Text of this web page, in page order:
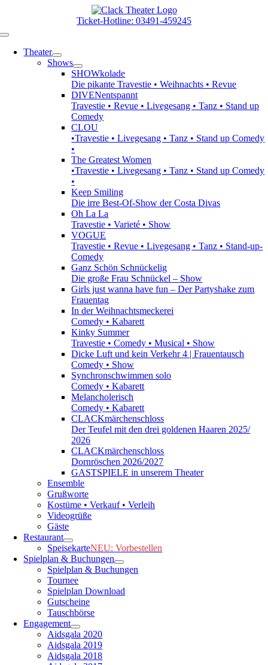
springen
Ticket-Hotline: 03491-459245
Toggle
NavigationTheater
Shows
SHOWkolade
Die pikante Travestie • Weihnachts • Revue
DIVENentspannt
Travestie • Revue • Livegesang • Tanz • Stand up
Comedy
CLOU
•Travestie • Livegesang • Tanz • Stand up Comedy
•
The Greatest Women
•Travestie • Livegesang • Tanz • Stand up Comedy
•
Keep Smiling
Die irre Best-Of-Show der Costa Divas
Oh La La
Travestie • Varieté • Show
VOGUE
Travestie • Revue • Livegesang • Tanz • Stand-up-
Comedy
Ganz Schön Schnückelig
Die große Frau Schnückel – Show
Girls just wanna have fun – Der Partyshake zum
Frauentag
In der Weihnachtsmeckerei
Comedy • Kabarett
Kinky Summer
Travestie • Comedy • Musical • Show
Dicke Luft und kein Verkehr 4 | Frauentausch
Comedy • Show
Synchronschwimmen solo
Comedy • Kabarett
Melancholerisch
Comedy • Kabarett
CLACKmärchenschloss
Der Teufel mit den drei goldenen Haaren 2025/
2026
CLACKmärchenschloss
Dornröschen 2026/2027
GASTSPIELE in unserem Theater
Ensemble
Grußworte
Kostüme • Verkauf • Verleih
Videogrüße
Gäste
Restaurant
SpeisekarteNEU: Vorbestellen
Spielplan & Buchungen
Spielplan & Buchungen
Tournee
Spielplan Download
Gutscheine
Tauschbörse
Engagement
Aidsgala 2020
Aidsgala 2019
Aidsgala 2018